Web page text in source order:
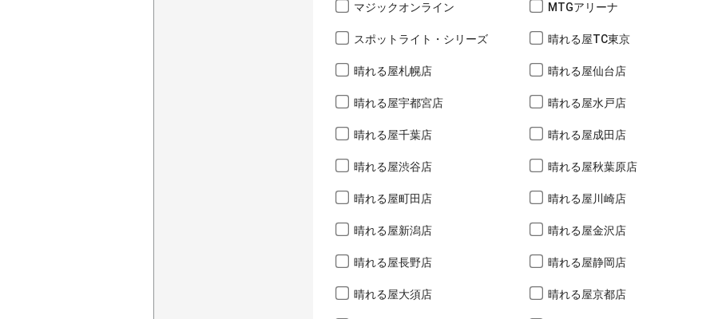
マジックオンライン MTGアリーナ
スポットライト・シリーズ 晴れる屋TC東京
晴れる屋札幌店 晴れる屋仙台店
晴れる屋宇都宮店 晴れる屋水戸店
晴れる屋千葉店 晴れる屋成田店
晴れる屋渋谷店 晴れる屋秋葉原店
晴れる屋町田店 晴れる屋川崎店
晴れる屋新潟店 晴れる屋金沢店
晴れる屋長野店 晴れる屋静岡店
晴れる屋大須店 晴れる屋京都店